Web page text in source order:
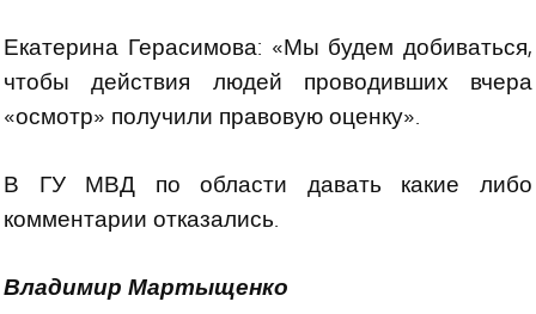
Екатерина Герасимова: «Мы будем добиваться,
чтобы действия людей проводивших вчера
«осмотр» получили правовую оценку».
В ГУ МВД по области давать какие либо
комментарии отказались.
Владимир Мартыщенко